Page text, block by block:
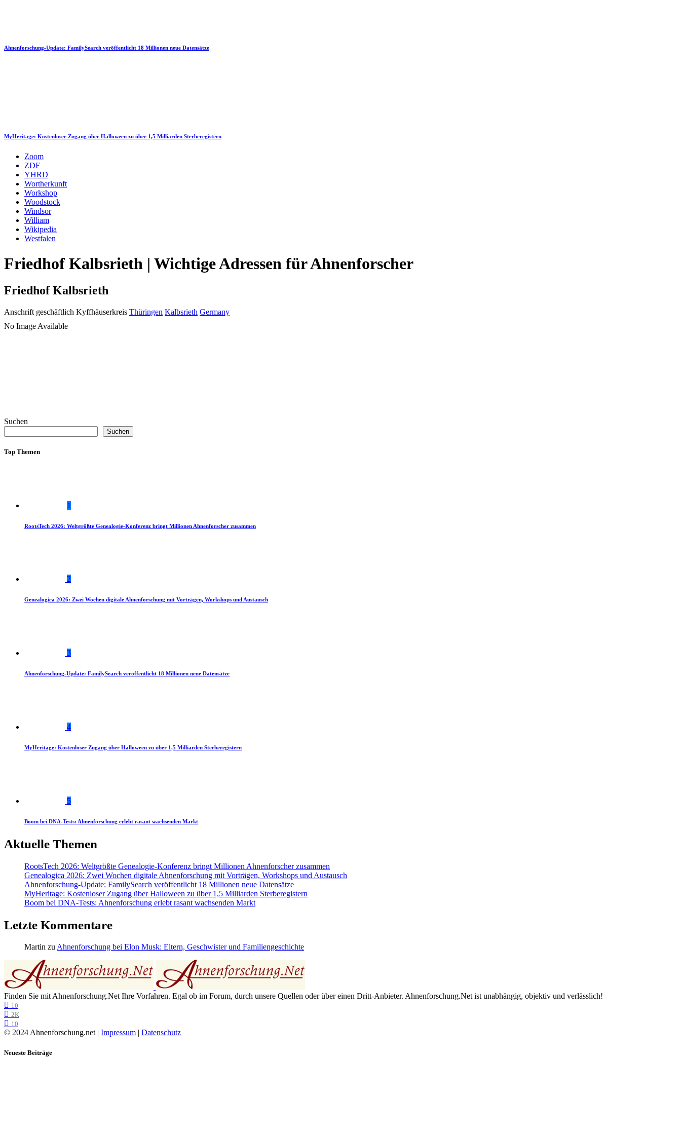
Ahnenforschung-Update: FamilySearch veröffentlicht 18 Millionen neue Datensätze
MyHeritage: Kostenloser Zugang über Halloween zu über 1,5 Milliarden Sterberegistern
Zoom
ZDF
YHRD
Wortherkunft
Workshop
Woodstock
Windsor
William
Wikipedia
Westfalen
Friedhof Kalbsrieth | Wichtige Adressen für Ahnenforscher
Friedhof Kalbsrieth
Anschrift geschäftlich Kyffhäuserkreis Thüringen Kalbsrieth Germany
No Image Available
Suchen
Suchen
Top Themen
1
RootsTech 2026: Weltgrößte Genealogie-Konferenz bringt Millionen Ahnenforscher zusammen
2
Genealogica 2026: Zwei Wochen digitale Ahnenforschung mit Vorträgen, Workshops und Austausch
3
Ahnenforschung-Update: FamilySearch veröffentlicht 18 Millionen neue Datensätze
4
MyHeritage: Kostenloser Zugang über Halloween zu über 1,5 Milliarden Sterberegistern
5
Boom bei DNA-Tests: Ahnenforschung erlebt rasant wachsenden Markt
Aktuelle Themen
RootsTech 2026: Weltgrößte Genealogie-Konferenz bringt Millionen Ahnenforscher zusammen
Genealogica 2026: Zwei Wochen digitale Ahnenforschung mit Vorträgen, Workshops und Austausch
Ahnenforschung-Update: FamilySearch veröffentlicht 18 Millionen neue Datensätze
MyHeritage: Kostenloser Zugang über Halloween zu über 1,5 Milliarden Sterberegistern
Boom bei DNA-Tests: Ahnenforschung erlebt rasant wachsenden Markt
Letzte Kommentare
Martin zuAhnenforschung bei Elon Musk: Eltern, Geschwister und Familiengeschichte
Finden Sie mit Ahnenforschung.Net Ihre Vorfahren. Egal ob im Forum, durch unsere Quellen oder über einen Dritt-Anbieter. Ahnenforschung.Net ist unabhängig, objektiv und verlässlich!
10
2K
10
© 2024 Ahnenforschung.net | Impressum Datenschutz
Neueste Beiträge